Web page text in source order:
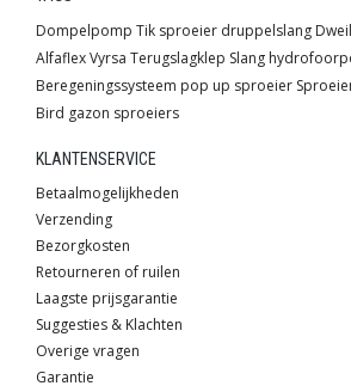
Dompelpomp Tik sproeier druppelslang
AlfaflexVyrsa Terugslagklep Slang
Beregeningssysteem pop up sproeier
Bird gazon sproeiers
KLANTENSERVICE
Betaalmogelijkheden
Verzending
Bezorgkosten
Retourneren of ruilen
Laagste prijsgarantie
Suggesties & Klachten
Overige vragen
Garantie